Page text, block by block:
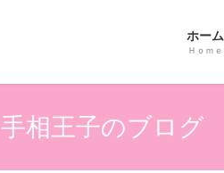
ホーム
Ｈｏｍｅ
手相王子のブログ